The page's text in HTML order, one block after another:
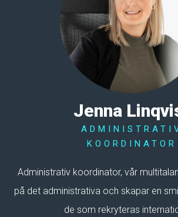
Jenna
KOORDINATOR
Administrativ koordinator, vår
på det administrativa och skapar en
de som rekryteras